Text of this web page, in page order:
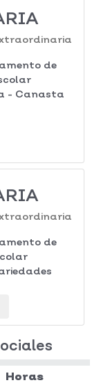
de
- Canasta
de
Horas